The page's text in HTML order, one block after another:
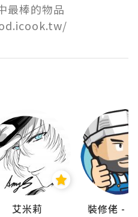
最棒的物品
艾米莉